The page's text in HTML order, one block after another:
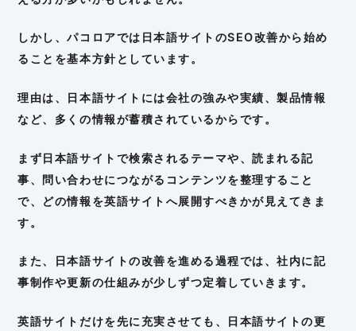
しかし、パコロアでは日本語サイトのSEO改善から始め
ることを基本方針としています。
理由は、日本語サイトには会社の強みや実績、製品情報
など、多くの情報が蓄積されているからです。
まず日本語サイトで検索されるテーマや、読まれる記
事、問い合わせにつながるコンテンツを整理すること
で、どの情報を英語サイトへ展開すべきかが見えてきま
す。
また、日本語サイトの改善を進める過程では、社内に記
事制作や更新の仕組みが少しずつ定着していきます。
英語サイトだけを先に充実させても、日本語サイトの更